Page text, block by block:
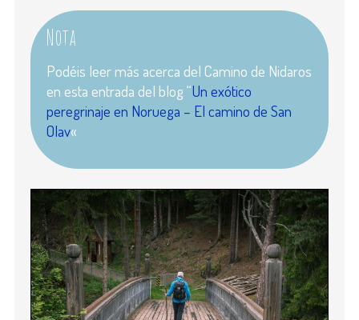
Nota
Podéis leer más acerca del Camino de Nidaros
en esta entrada del blog “Un exótico
peregrinaje en Noruega – El camino de San
Olav«